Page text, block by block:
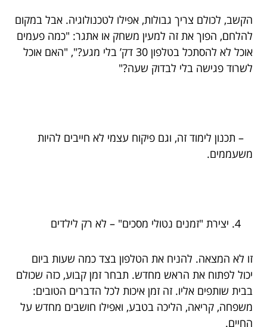
הקשב, לכולם צריך גבולות, אפילו לטכנולוגיה. אבל במקום
להלחם, הפוך את זה למעין משחק או אתגר: "כמה פעמים
אוכל לא להסתכל בטלפון 30 דק’ בלי מגע?", "האם אוכל
לשרוד פגישה בלי לבדוק שעה?"
– תכנון לימוד זה, וגם פיקוח עצמי לא חייבים להיות
משעממים.
יצירת "זמנים נטולי מסכים" – לא רק לילדים
זו לא המצאה. להניח את הטלפון בצד כמה שעות ביום
יכול לפתוח את הראש מחדש. תבחר זמן קבוע, כזה שכולם
בבית שותפים אליו. זה זמן איכות לכל הדברים הטובים:
משפחה, קריאה, הליכה בטבע, ואפילו חושבים מחדש על
החיים.